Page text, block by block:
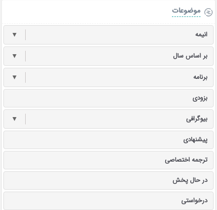
موضوعات
انیمه ▼
بر اساس سال ▼
برنامه ▼
بزودی
بیوگرافی ▼
پیشنهادی
ترجمه اختصاصی
در حال پخش
درخواستی